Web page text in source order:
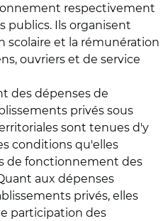
respectivement
publics. Ils organisent
scolaire et la rémunération
ouvriers et de service
des dépenses de
privés sous
sont tenues d'y
conditions qu'elles
de fonctionnement des
aux dépenses
privés, elles
participation des